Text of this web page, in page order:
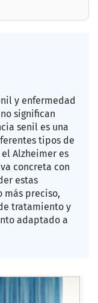
y enfermedad
significan
senil es una
tipos de
Alzheimer es
concreta con
estas
preciso,
tratamiento y
adaptado a